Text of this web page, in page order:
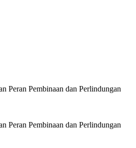
Peran Pembinaan dan Perlindungan
Peran Pembinaan dan Perlindungan